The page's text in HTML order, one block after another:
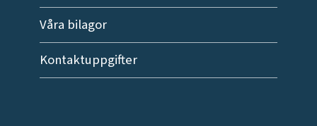
Våra bilagor
Kontaktuppgifter